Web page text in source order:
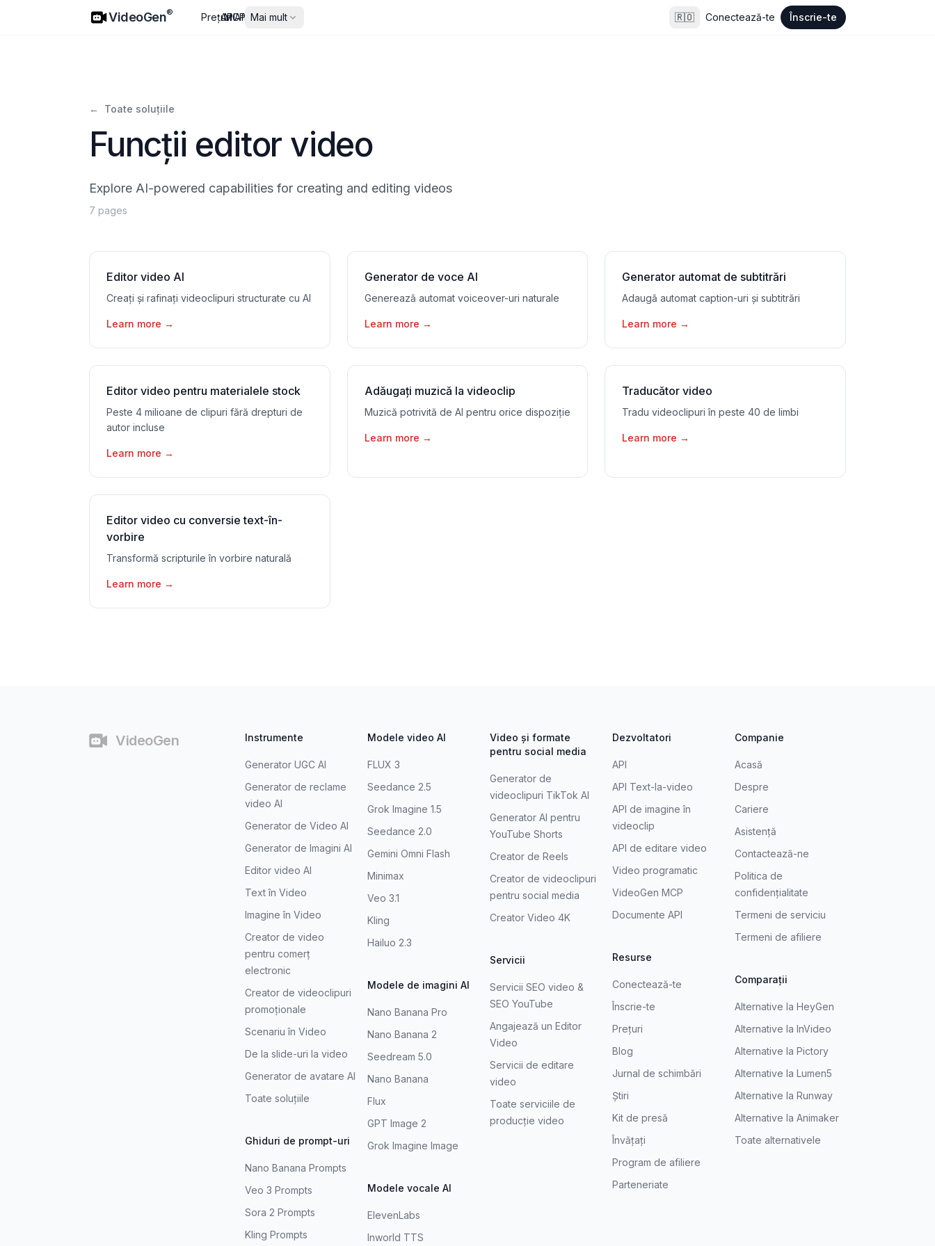
VideoGen
VideoGen® Prețuri
API
MCPAfiliațiMai mult 🇷🇴 Conectează-te Înscrie-te
← Toate soluțiile
Funcții editor video
Explore AI-powered capabilities for creating and editing videos
7 pages
Editor video AI
Creați și rafinați videoclipuri structurate cu AI
Learn more →
Generator de voce AI
Generează automat voiceover-uri naturale
Learn more →
Generator automat de subtitrări
Adaugă automat caption-uri și subtitrări
Learn more →
Editor video pentru materialele stock
Peste 4 milioane de clipuri fără drepturi de
autor incluse
Learn more →
Adăugați muzică la videoclip
Muzică potrivită de AI pentru orice dispoziție
Learn more →
Traducător video
Tradu videoclipuri în peste 40 de limbi
Learn more →
Editor video cu conversie text-în-
vorbire
Transformă scripturile în vorbire naturală
Learn more →
VideoGen Instrumente
Generator UGC AI
Generator de reclame
video AI
Generator de Video AI
Generator de Imagini AI
Editor video AI
Text în Video
Imagine în Video
Creator de video
pentru comerț
electronic
Creator de videoclipuri
promoționale
Scenariu în Video
De la slide-uri la video
Generator de avatare AI
Toate soluțiile
Ghiduri de prompt-uri
Nano Banana Prompts
Veo 3 Prompts
Sora 2 Prompts
Kling Prompts
Modele video AI
FLUX 3
Seedance 2.5
Grok Imagine 1.5
Seedance 2.0
Gemini Omni Flash
Minimax
Veo 3.1
Kling
Hailuo 2.3
Modele de imagini AI
Nano Banana Pro
Nano Banana 2
Seedream 5.0
Nano Banana
Flux
GPT Image 2
Grok Imagine Image
Modele vocale AI
ElevenLabs
Inworld TTS
Video și formate
pentru social media
Generator de
videoclipuri TikTok AI
Generator AI pentru
YouTube Shorts
Creator de Reels
Creator de videoclipuri
pentru social media
Creator Video 4K
Servicii
Servicii SEO video &
SEO YouTube
Angajează un Editor
Video
Servicii de editare
video
Toate serviciile de
producție video
Dezvoltatori
API
API Text-la-video
API de imagine în
videoclip
API de editare video
Video programatic
VideoGen MCP
Documente API
Resurse
Conectează-te
Înscrie-te
Prețuri
Blog
Jurnal de schimbări
Știri
Kit de presă
Învățați
Program de afiliere
Parteneriate
Companie
Acasă
Despre
Cariere
Asistență
Contactează-ne
Politica de
confidențialitate
Termeni de serviciu
Termeni de afiliere
Comparații
Alternative la HeyGen
Alternative la InVideo
Alternative la Pictory
Alternative la Lumen5
Alternative la Runway
Alternative la Animaker
Toate alternativele